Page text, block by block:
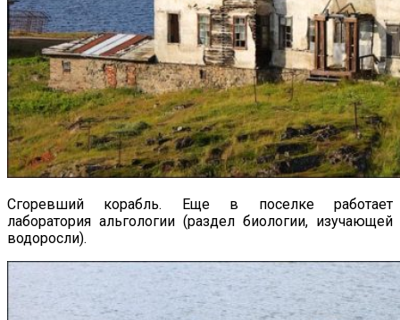
Сгоревший корабль. Еще в поселке работает
лаборатория альгологии (раздел биологии, изучающей
водоросли).